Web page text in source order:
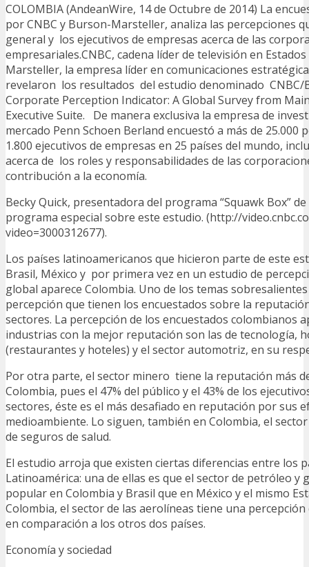
COLOMBIA (AndeanWire, 14 de Octubre de 2014) La
por CNBC y Burson-Marsteller, analiza las percepciones
general y los ejecutivos de empresas acerca de las
empresariales.CNBC, cadena líder de televisión en
Marsteller, la empresa líder en comunicaciones
revelaron los resultados del estudio denominado
Corporate Perception Indicator: A Global Survey from
Executive Suite. De manera exclusiva la empresa de
mercado Penn Schoen Berland encuestó a más de
1.800 ejecutivos de empresas en 25 países del mundo,
acerca de los roles y responsabilidades de las
contribución a la economía.
Becky Quick, presentadora del programa “Squawk Box”
programa especial sobre este estudio. (http://
video=3000312677).
Los países latinoamericanos que hicieron parte de este
Brasil, México y por primera vez en un estudio de
global aparece Colombia. Uno de los temas
percepción que tienen los encuestados sobre la
sectores. La percepción de los encuestados colombianos
industrias con la mejor reputación son las de tecnología,
(restaurantes y hoteles) y el sector automotriz, en su
Por otra parte, el sector minero tiene la reputación más
Colombia, pues el 47% del público y el 43% de los
sectores, éste es el más desafiado en reputación por sus
medioambiente. Lo siguen, también en Colombia, el
de seguros de salud.
El estudio arroja que existen ciertas diferencias entre los
Latinoamérica: una de ellas es que el sector de petróleo y
popular en Colombia y Brasil que en México y el mismo
Colombia, el sector de las aerolíneas tiene una
en comparación a los otros dos países.
Economía y sociedad